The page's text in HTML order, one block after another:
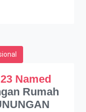
Named
Rumah